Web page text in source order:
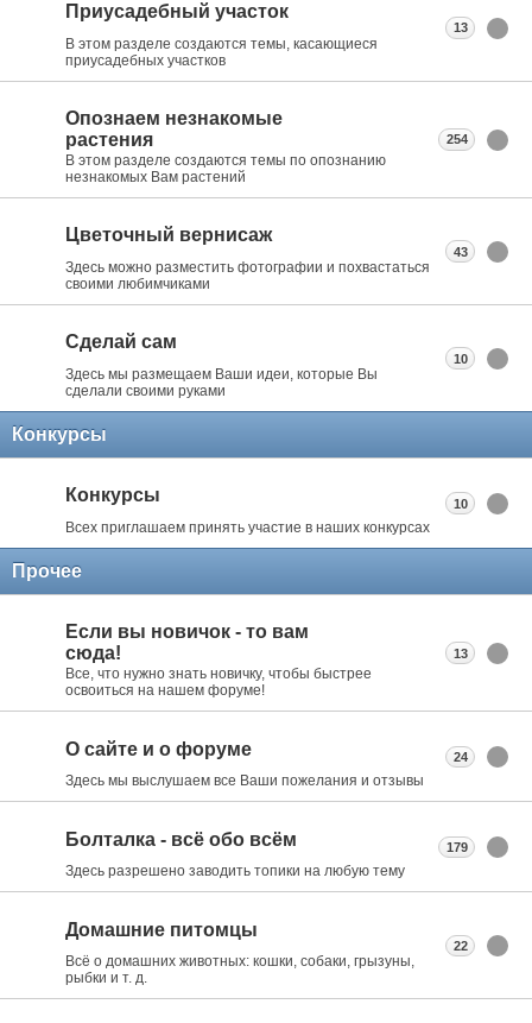
Приусадебный участок
В этом разделе создаются темы, касающиеся
приусадебных участков
13
Опознаем незнакомые
растения
В этом разделе создаются темы по опознанию
незнакомых Вам растений
254
Цветочный вернисаж
Здесь можно разместить фотографии и похвастаться
своими любимчиками
43
Сделай сам
Здесь мы размещаем Ваши идеи, которые Вы
сделали своими руками
10
Конкурсы
Конкурсы
Всех приглашаем принять участие в наших конкурсах
10
Прочее
Если вы новичок - то вам
сюда!
Все, что нужно знать новичку, чтобы быстрее
освоиться на нашем форуме!
13
О сайте и о форуме
Здесь мы выслушаем все Ваши пожелания и отзывы
24
Болталка - всё обо всём
Здесь разрешено заводить топики на любую тему
179
Домашние питомцы
Всё о домашних животных: кошки, собаки, грызуны,
рыбки и т. д.
22